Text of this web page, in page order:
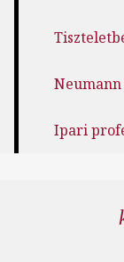
Neumann
Ipari